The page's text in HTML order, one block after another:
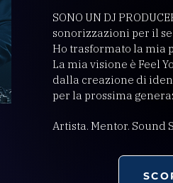
SONO UN DJ
sonorizzazioni per il
Ho trasformato la mia
La mia visione è Feel
dalla creazione di
per la prossima
Artista. Mentor. Sound